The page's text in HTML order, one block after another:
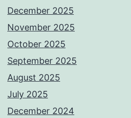
December 2025
November 2025
October 2025
September 2025
August 2025
July 2025
December 2024